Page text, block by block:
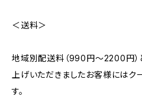
＜送料＞
地域別配送料（990円～2200円
上げいただきましたお客様には
す。